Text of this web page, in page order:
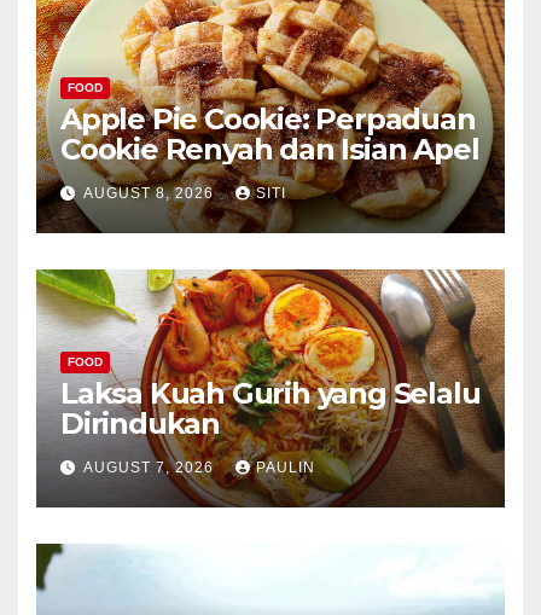
FOOD
Apple Pie Cookie: Perpaduan
Cookie Renyah dan Isian Apel
AUGUST 8, 2026 SITI
FOOD
Laksa Kuah Gurih yang Selalu
Dirindukan
AUGUST 7, 2026 PAULIN